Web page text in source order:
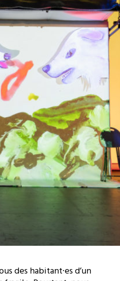
des habitant·es d’un